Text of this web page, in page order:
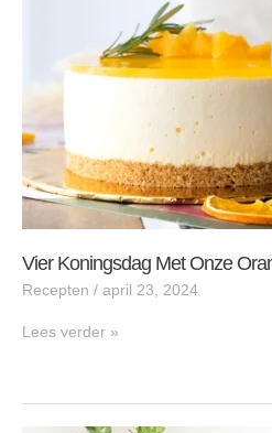
Vier Koningsdag Met Onze
Recepten / april 23, 2024
Lees verder »